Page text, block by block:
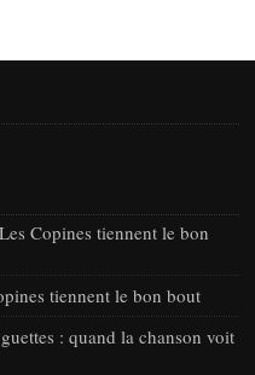
Copines tiennent le bon
tiennent le bon bout
: quand la chanson voit